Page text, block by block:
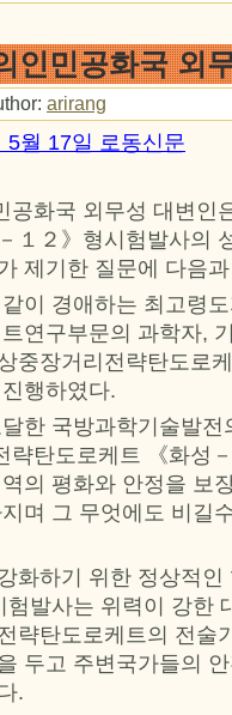
인민공화국 외
arirang
5월 17일 로동신문
공화국 외무성 대변인
１２》형시험발사의
제기한 질문에 다음
이 경애하는 최고령
연구부문의 과학자,
중장거리전략탄도로
행하였다.
한 국방과학기술발
략탄도로케트 《화성
의 평화와 안정을 보
며 그 무엇에도 비길
화하기 위한 정상적
험발사는 위력이 강한
략탄도로케트의 전술
두고 주변국가들의
.